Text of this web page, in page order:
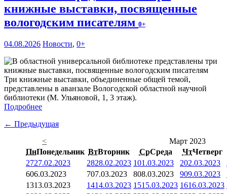
книжные выставки, посвященные
вологодским писателям 0+
04.08.2026 Новости, 0+
Три книжные выставки, объединенные общей темой,
представлены в аванзале Вологодской областной научной
библиотеки (М. Ульяновой, 1, 3 этаж).
Подробнее
← Предыдущая
<
Март 2023
ПнПонедельник ВтВторник СрСреда ЧтЧетверг
2727.02.2023 2828.02.2023 101.03.2023 202.03.2023
606.03.2023 707.03.2023 808.03.2023 909.03.2023
1313.03.2023 1414.03.2023 1515.03.2023 1616.03.2023